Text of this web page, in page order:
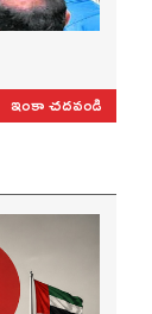
ఇంకా చదవండి